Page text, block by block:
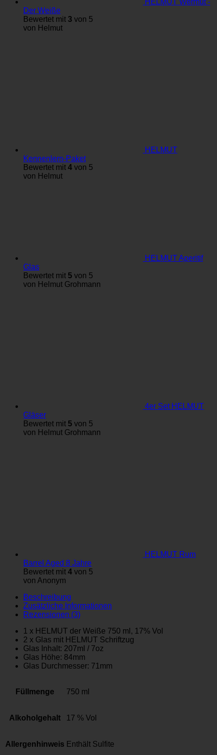
Der Weiße
Bewertet mit 3 von 5
von Helmut
HELMUT
Kennenlern-Paket
Bewertet mit 4 von 5
von Helmut
HELMUT Aperitif
Glas
Bewertet mit 5 von 5
von Helmut Grohmann
4er Set HELMUT
Gläser
Bewertet mit 5 von 5
von Helmut Grohmann
HELMUT Rum
Barrel Aged 8 Jahre
Bewertet mit 4 von 5
von Anonym
Beschreibung
Zusätzliche Informationen
Rezensionen (3)
1 x HELMUT der Weiße 750 ml, 17% Vol
2 x Glas mit HELMUT Schriftzug
Glas Inhalt: 207ml / 7oz
Glas Höhe: 84mm
Glas Durchmesser: 71mm
Füllmenge 750 ml
Alkoholgehalt 17 % Vol
Allergenhinweis Enthält Sulfite